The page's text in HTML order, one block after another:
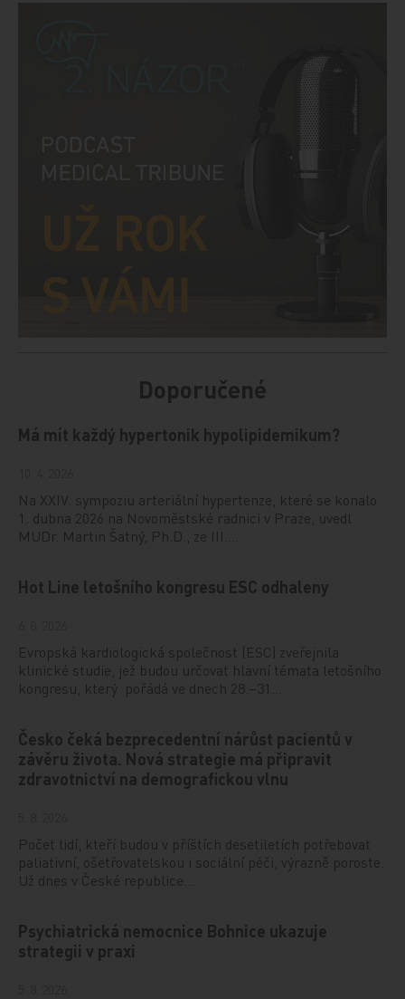
Doporučené
Má mít každý hypertonik hypolipidemikum?
Na XXIV. sympoziu arteriální hypertenze, které se konalo
1. dubna 2026 na Novoměstské radnici v Praze, uvedl
MUDr. Martin Šatný, Ph.D., ze III.…
Hot Line letošního kongresu ESC odhaleny
Evropská kardiologická společnost (ESC) zveřejnila
klinické studie, jež budou určovat hlavní témata letošního
kongresu, který pořádá ve dnech 28.–31…
Česko čeká bezprecedentní nárůst pacientů v
závěru života. Nová strategie má připravit
zdravotnictví na demografickou vlnu
Počet lidí, kteří budou v příštích desetiletích potřebovat
paliativní, ošetřovatelskou i sociální péči, výrazně poroste.
Už dnes v České republice…
Psychiatrická nemocnice Bohnice ukazuje
strategii v praxi